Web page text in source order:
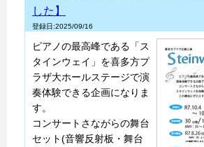
した】
登録日:2025/09/16
ピアノの最高峰である「ス
タインウェイ」を喜多方プ
ラザ大ホールステージで演
奏体験できる企画になりま
す。
コンサートさながらの舞台
セット(音響反射板・舞台